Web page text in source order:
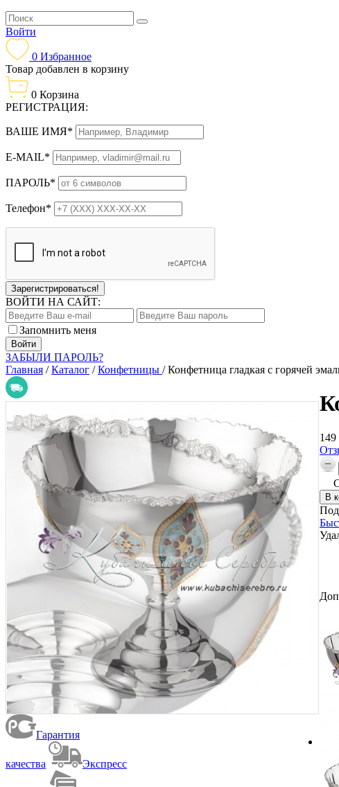
Войти
0 Избранное
Товар добавлен в корзину
0 Корзина
РЕГИСТРАЦИЯ:
ВАШЕ ИМЯ*
E-MAIL*
ПАРОЛЬ*
Телефон*
Зарегистрироваться!
ВОЙТИ НА САЙТ:
Запомнить меня
ЗАБЫЛИ ПАРОЛЬ?
Главная /Каталог /Конфетницы /Конфетница гладкая с горячей
Гарантия
качества Экспресс
149
Под